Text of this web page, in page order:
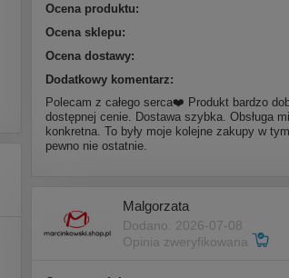
Ocena produktu:
Ocena sklepu:
Ocena dostawy:
Dodatkowy komentarz:
Polecam z całego serca❤️ Produkt bardzo
dostępnej cenie. Dostawa szybka. Obsługa
konkretna. To były moje kolejne zakupy w
pewno nie ostatnie.
Malgorzata
Dodano: 2026-07-08
Opinia zweryfikowana